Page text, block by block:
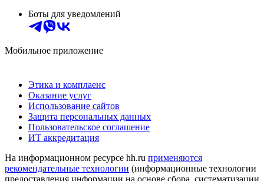
Боты для уведомлений
Мобильное приложение
Этика и комплаенс
Оказание услуг
Использование сайтов
Защита персональных данных
Пользовательское соглашение
ИТ аккредитация
На информационном ресурсе hh.ru применяются
рекомендательные технологии (информационные технологии